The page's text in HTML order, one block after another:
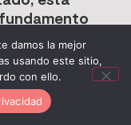
historia de
el
goza? Nuestro
una «brecha»
inestable
damos la mejor
usando este sitio,
con ello.